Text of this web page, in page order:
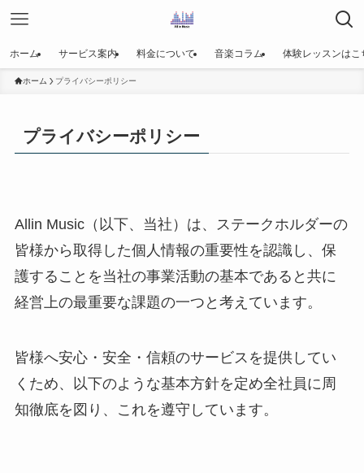
ホーム サービス案内 料金について 音楽コラム 体験レッスンはこ
ホーム プライバシーポリシー
プライバシーポリシー
Allin Music（以下、当社）は、ステークホルダーの
皆様から取得した個人情報の重要性を認識し、保
護することを当社の事業活動の基本であると共に
経営上の最重要な課題の一つと考えています。
皆様へ安心・安全・信頼のサービスを提供してい
くため、以下のような基本方針を定め全社員に周
知徹底を図り、これを遵守しています。